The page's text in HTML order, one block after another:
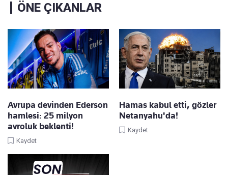
ÖNE ÇIKANLAR
Avrupa devinden Ederson
hamlesi: 25 milyon
avroluk beklenti!
Kaydet
Hamas kabul etti, gözler
Netanyahu'da!
Kaydet